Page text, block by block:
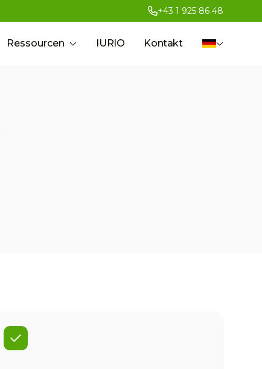
+43 1 925 86 48
Ressourcen IURIO Kontakt